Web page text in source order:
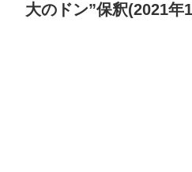
大のドン”保釈(2021年